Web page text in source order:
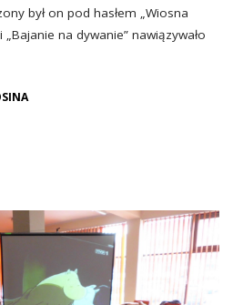
był on pod hasłem „Wiosna
na dywanie” nawiązywało